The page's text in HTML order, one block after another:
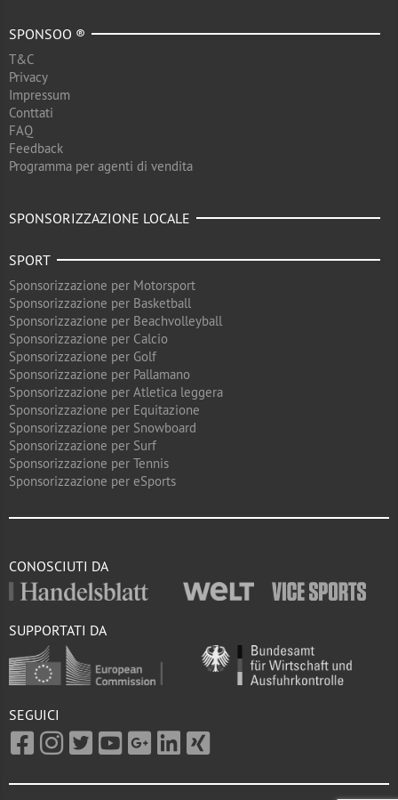
SPONSOO ®
T&C
Privacy
Impressum
Conttati
FAQ
Feedback
Programma per agenti di vendita
SPONSORIZZAZIONE LOCALE
SPORT
Sponsorizzazione per Motorsport
Sponsorizzazione per Basketball
Sponsorizzazione per Beachvolleyball
Sponsorizzazione per Calcio
Sponsorizzazione per Golf
Sponsorizzazione per Pallamano
Sponsorizzazione per Atletica leggera
Sponsorizzazione per Equitazione
Sponsorizzazione per Snowboard
Sponsorizzazione per Surf
Sponsorizzazione per Tennis
Sponsorizzazione per eSports
CONOSCIUTI DA
SUPPORTATI DA
SEGUICI